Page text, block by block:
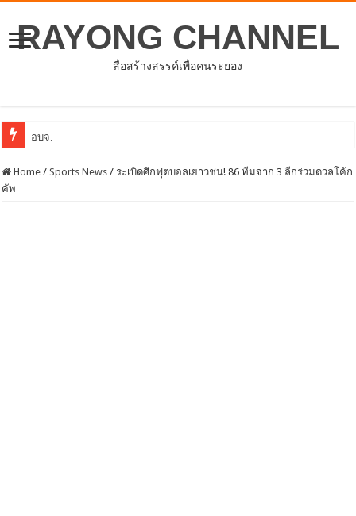
RAYONG CHANNEL
สื่อสร้างสรรค์เพื่อคนระยอง
อบจ.ระยองต้อนรับคณะจากตัวแทนศูนย์ธุรก
Home / Sports News / ระเบิดศึกฟุตบอลเยาวชน! 86 ทีมจาก 3 ลีกร่วมดวลโค้ก
คัพ